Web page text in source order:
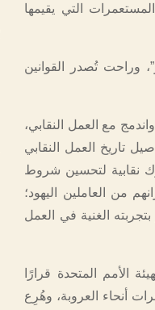
التي يقيمها
وراحت تُصدر القوانين
مع العمل النقابي،
تاريخ العمل النقابي
نقابية لتحسين شروط
من العاملين اليهود؛
الغنية في العمل
الأمم المتحدة قرارًا
أنحاء العروبة، وهُرِع